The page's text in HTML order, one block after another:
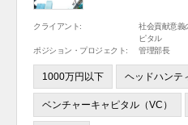
クライアント:
社会貢献意義
ピタル
ポジション・プロジェクト:
管理部長
1000万円以下 ヘッドハンテ
ベンチャーキャピタル（VC）